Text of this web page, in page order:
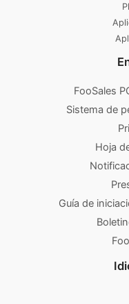
FooSales
Sistema de
Hoja
Guía de